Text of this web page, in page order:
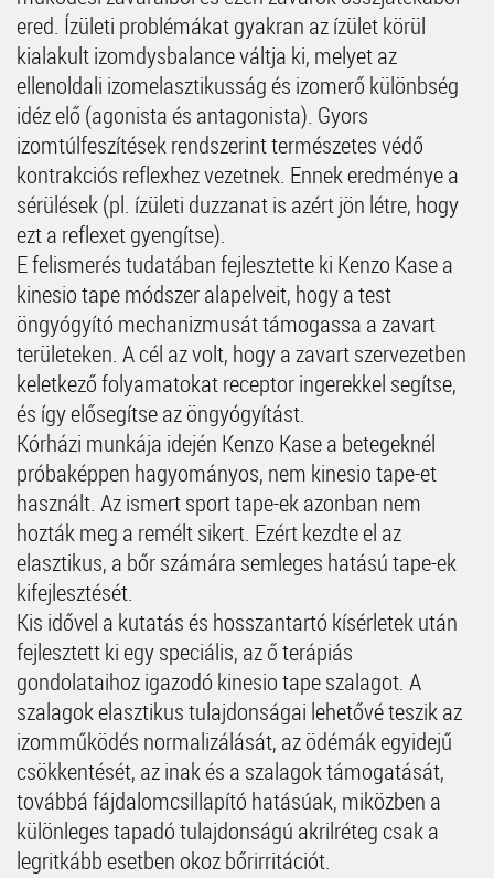
ered. Ízületi problémákat gyakran az ízület körül
kialakult izomdysbalance váltja ki, melyet az
ellenoldali izomelasztikusság és izomerő különbség
idéz elő (agonista és antagonista). Gyors
izomtúlfeszítések rendszerint természetes védő
kontrakciós reflexhez vezetnek. Ennek eredménye a
sérülések (pl. ízületi duzzanat is azért jön létre, hogy
ezt a reflexet gyengítse).
E felismerés tudatában fejlesztette ki Kenzo Kase a
kinesio tape módszer alapelveit, hogy a test
öngyógyító mechanizmusát támogassa a zavart
területeken. A cél az volt, hogy a zavart szervezetben
keletkező folyamatokat receptor ingerekkel segítse,
és így elősegítse az öngyógyítást.
Kórházi munkája idején Kenzo Kase a betegeknél
próbaképpen hagyományos, nem kinesio tape-et
használt. Az ismert sport tape-ek azonban nem
hozták meg a remélt sikert. Ezért kezdte el az
elasztikus, a bőr számára semleges hatású tape-ek
kifejlesztését.
Kis idővel a kutatás és hosszantartó kísérletek után
fejlesztett ki egy speciális, az ő terápiás
gondolataihoz igazodó kinesio tape szalagot. A
szalagok elasztikus tulajdonságai lehetővé teszik az
izomműködés normalizálását, az ödémák egyidejű
csökkentését, az inak és a szalagok támogatását,
továbbá fájdalomcsillapító hatásúak, miközben a
különleges tapadó tulajdonságú akrilréteg csak a
legritkább esetben okoz bőrirritációt.